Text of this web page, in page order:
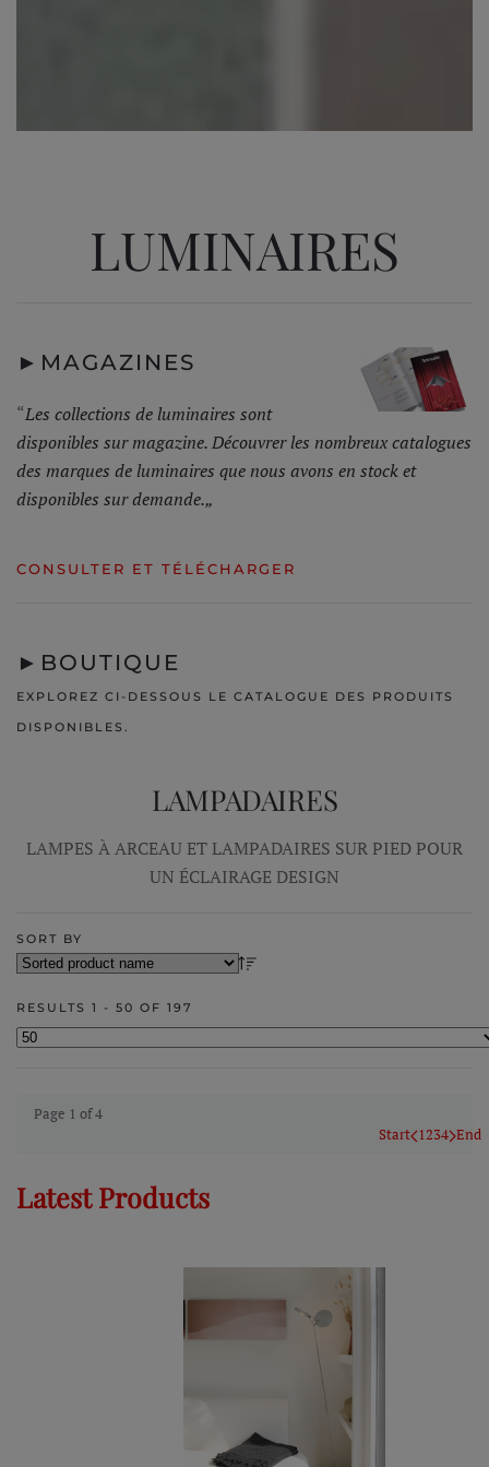
LUMINAIRES
► MAGAZINES
“Les collections de luminaires sont
disponibles sur magazine. Découvrer les nombreux catalogues
des marques de luminaires que nous avons en stock et
disponibles sur demande.„
CONSULTER ET TÉLÉCHARGER
► BOUTIQUE
EXPLOREZ CI-DESSOUS LE CATALOGUE DES PRODUITS
DISPONIBLES.
LAMPADAIRES
LAMPES À ARCEAU ET LAMPADAIRES SUR PIED POUR
UN ÉCLAIRAGE DESIGN
SORT BY
RESULTS 1 - 50 OF 197
Page 1 of 4
Start 1234 End
Latest Products